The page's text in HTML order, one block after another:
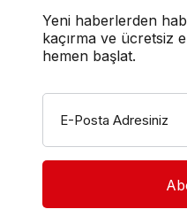
Yeni haberlerden
kaçırma ve ücretsiz
hemen başlat.
E-Posta Adresiniz